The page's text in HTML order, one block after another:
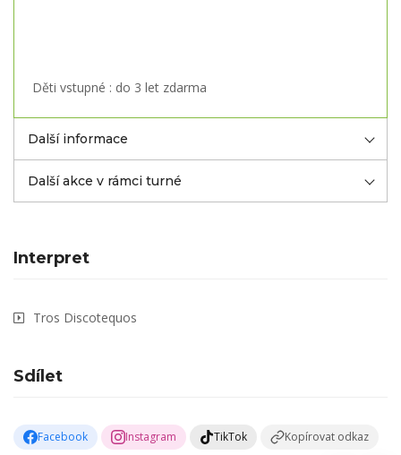
Děti vstupné : do 3 let zdarma
Další informace
Další akce v rámci turné
Interpret
Tros Discotequos
Sdílet
Facebook Instagram TikTok Kopírovat odkaz